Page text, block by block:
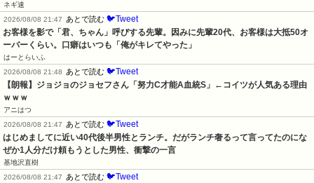
ネギ速
2026/08/08 21:47
あとで読む 🐦Tweet
お客様を影で「君、ちゃん」呼びする先輩。因みに先輩20代、お客様は大抵50オ
ーバーくらい。口癖はいつも「俺がキレてやった」
はーとらいふ
2026/08/08 21:48
あとで読む 🐦Tweet
【朗報】ジョジョのジョセフさん「努力C才能A血統S」←コイツが人気ある理由
ｗｗｗ
アニはつ
2026/08/08 21:47
あとで読む 🐦Tweet
はじめましてに近い40代後半男性とランチ。だがランチ奢るって言ってたのにな
ぜか1人分だけ頼もうとした男性、衝撃の一言
基地沢直樹
2026/08/08 21:47
あとで読む 🐦Tweet